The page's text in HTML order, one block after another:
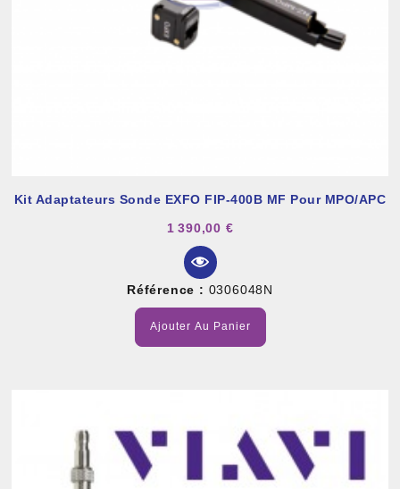
Kit Adaptateurs Sonde EXFO FIP-400B MF Pour MPO/APC
1 390,00 €
Référence : 0306048N
Ajouter Au Panier